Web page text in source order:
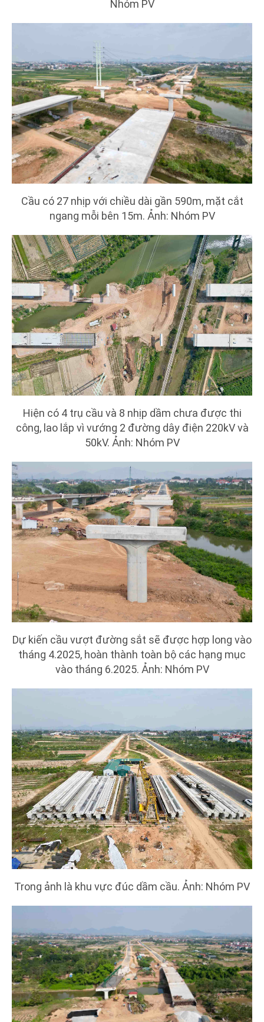
Nhóm PV
Cầu có 27 nhịp với chiều dài gần 590m, mặt cắt
ngang mỗi bên 15m. Ảnh: Nhóm PV
Hiện có 4 trụ cầu và 8 nhịp dầm chưa được thi
công, lao lắp vì vướng 2 đường dây điện 220kV và
50kV. Ảnh: Nhóm PV
Dự kiến cầu vượt đường sắt sẽ được hợp long vào
tháng 4.2025, hoàn thành toàn bộ các hạng mục
vào tháng 6.2025. Ảnh: Nhóm PV
Trong ảnh là khu vực đúc dầm cầu. Ảnh: Nhóm PV